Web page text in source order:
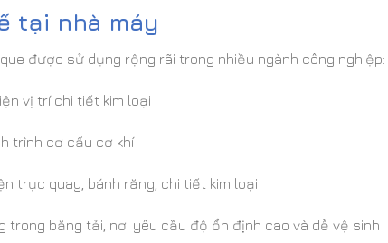
tại nhà máy
được sử dụng rộng rãi trong nhiều ngành công nghiệp:
vị trí chi tiết kim loại
trình cơ cấu cơ khí
trục quay, bánh răng, chi tiết kim loại
trong băng tải, nơi yêu cầu độ ổn định cao và dễ vệ sinh